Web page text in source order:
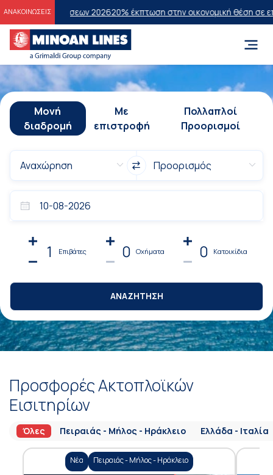
ΑΝΑΚΟΙΝΩΣΕΙΣ
2026 20% έκπτωση στην οικονομική θέση σε επιλεγμένα
Μονή
διαδρομή
Με
επιστροφή
Πολλαπλοί
Προορισμοί
1 Επιβάτες 0 Οχήματα 0 Κατοικίδια
ΑΝΑΖΗΤΗΣΗ
Προσφορές Ακτοπλοϊκών
Εισιτηρίων
Όλες Πειραιάς - Μήλος - Ηράκλειο Ελλάδα - Ιταλία
Νέα Πειραιάς - Μήλος - Ηράκλειο